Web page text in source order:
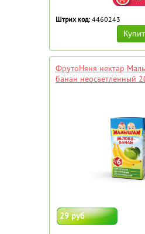
Штрих код: 4460243
ФрутоНяня нектар
банан неосветленный
29 руб